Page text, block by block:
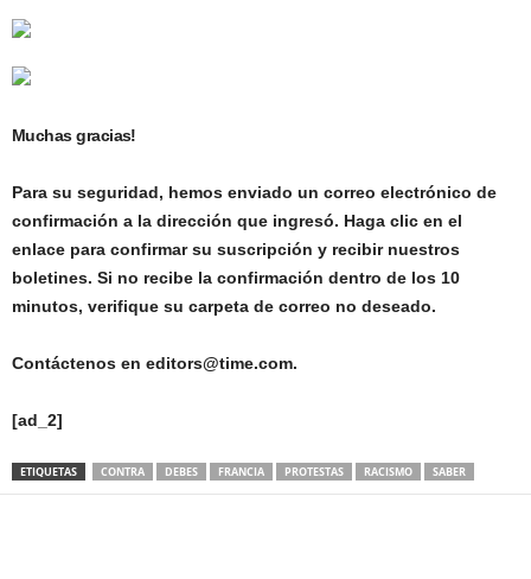
Muchas gracias!
Para su seguridad, hemos enviado un correo electrónico de
confirmación a la dirección que ingresó. Haga clic en el
enlace para confirmar su suscripción y recibir nuestros
boletines. Si no recibe la confirmación dentro de los 10
minutos, verifique su carpeta de correo no deseado.
Contáctenos en editors@time.com.
[ad_2]
ETIQUETAS CONTRA DEBES FRANCIA PROTESTAS RACISMO SABER